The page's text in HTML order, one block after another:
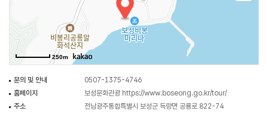
250m
문의 및 안내
0507-1375-4746
홈페이지
보성문화관광 https://www.boseong.go.kr/tour/
주소
전남광주통합특별시 보성군 득량면 공룡로 822-74